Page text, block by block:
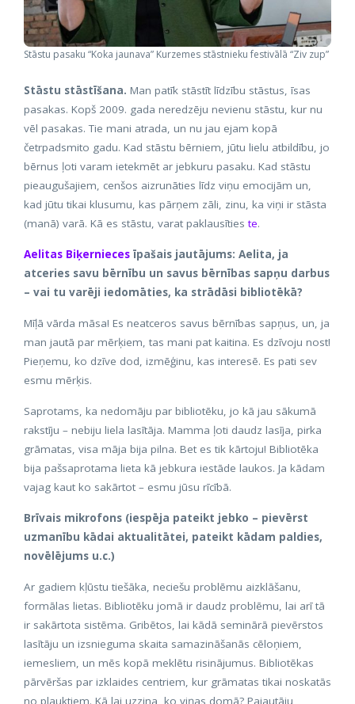
Stāstu pasaku “Koka jaunava” Kurzemes stāstnieku festivālā “Ziv zup”
Stāstu stāstīšana. Man patīk stāstīt līdzību stāstus, īsas
pasakas. Kopš 2009. gada neredzēju nevienu stāstu, kur nu
vēl pasakas. Tie mani atrada, un nu jau ejam kopā
četrpadsmito gadu. Kad stāstu bērniem, jūtu lielu atbildību, jo
bērnus ļoti varam ietekmēt ar jebkuru pasaku. Kad stāstu
pieaugušajiem, cenšos aizrunāties līdz viņu emocijām un,
kad jūtu tikai klusumu, kas pārņem zāli, zinu, ka viņi ir stāsta
(manā) varā. Kā es stāstu, varat paklausītieste.
Aelitas Biķernieces īpašais jautājums: Aelita, ja
atceries savu bērnību un savus bērnības sapņu darbus
– vai tu varēji iedomāties, ka strādāsi bibliotēkā?
Mīļā vārda māsa! Es neatceros savus bērnības sapņus, un, ja
man jautā par mērķiem, tas mani pat kaitina. Es dzīvoju nost!
Pieņemu, ko dzīve dod, izmēģinu, kas interesē. Es pati sev
esmu mērķis.
Saprotams, ka nedomāju par bibliotēku, jo kā jau sākumā
rakstīju – nebiju liela lasītāja. Mamma ļoti daudz lasīja, pirka
grāmatas, visa māja bija pilna. Bet es tik kārtoju! Bibliotēka
bija pašsaprotama lieta kā jebkura iestāde laukos. Ja kādam
vajag kaut ko sakārtot – esmu jūsu rīcībā.
Brīvais mikrofons (iespēja pateikt jebko – pievērst
uzmanību kādai aktualitātei, pateikt kādam paldies,
novēlējums u.c.)
Ar gadiem kļūstu tiešāka, neciešu problēmu aizklāšanu,
formālas lietas. Bibliotēku jomā ir daudz problēmu, lai arī tā
ir sakārtota sistēma. Gribētos, lai kādā seminārā pievērstos
lasītāju un izsnieguma skaita samazināšanās cēloņiem,
iemesliem, un mēs kopā meklētu risinājumus. Bibliotēkas
pārvēršas par izklaides centriem, kur grāmatas tikai noskatās
no plauktiem. Kā lai uzzina, ko viņas domā? Pajautāju